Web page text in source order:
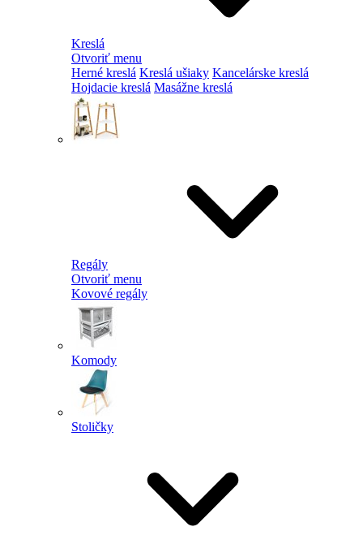
Kreslá
Otvoriť menu
Herné kreslá Kreslá ušiaky Kancelárske kreslá
Hojdacie kreslá Masážne kreslá
Regály
Otvoriť menu
Kovové regály
Komody
Stoličky